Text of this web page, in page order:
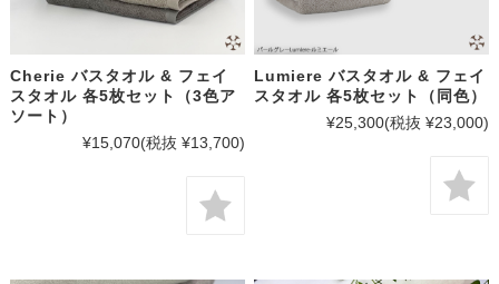
Cherie バスタオル & フェイ
スタオル 各5枚セット（3色ア
ソート）
¥15,070(税抜 ¥13,700)
Lumiere バスタオル & フェイ
スタオル 各5枚セット（同色）
¥25,300(税抜 ¥23,000)